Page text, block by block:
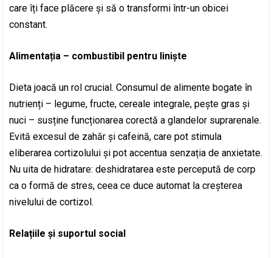
care îți face plăcere și să o transformi într-un obicei
constant.
Alimentația – combustibil pentru liniște
Dieta joacă un rol crucial. Consumul de alimente bogate în
nutrienți – legume, fructe, cereale integrale, pește gras și
nuci – susține funcționarea corectă a glandelor suprarenale.
Evită excesul de zahăr și cafeină, care pot stimula
eliberarea cortizolului și pot accentua senzația de anxietate.
Nu uita de hidratare: deshidratarea este percepută de corp
ca o formă de stres, ceea ce duce automat la creșterea
nivelului de cortizol.
Relațiile și suportul social